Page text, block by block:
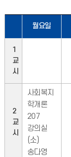
월요일
1
교
시
2
교
시
사회복지
학개론
207
강의실
(소)
송다영